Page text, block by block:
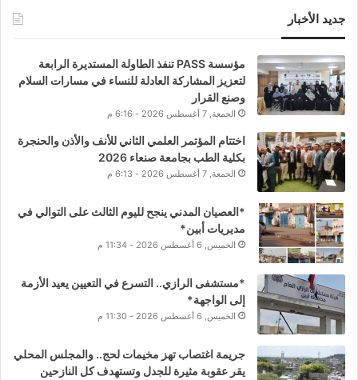
جديد الأخبار
مؤسسة PASS تنفذ الطاولة المستديرة الرابعة
لتعزيز المشاركة العادلة للنساء في مسارات السلام
وصنع القرار
الجمعة, 7 أغسطس 2026 - 6:16 م
اختتام المؤتمر العلمي الثاني للأنف والأذن والحنجرة
بكلية الطب بجامعة صنعاء 2026
الجمعة, 7 أغسطس 2026 - 6:13 م
*العصيان المدني ينجح لليوم الثالث على التوالي في
مديريات أبين*
الخميس, 6 أغسطس 2026 - 11:34 م
*مستشفى الرازي.. التسرع في التعيين يعيد الأزمة
إلى الواجهة*
الخميس, 6 أغسطس 2026 - 11:30 م
جريمة اغتصاب تهز مخيمات لحج.. والمجلس المحلي
يقر عقوبة مثيرة للجدل وتستهدف كل النازحين